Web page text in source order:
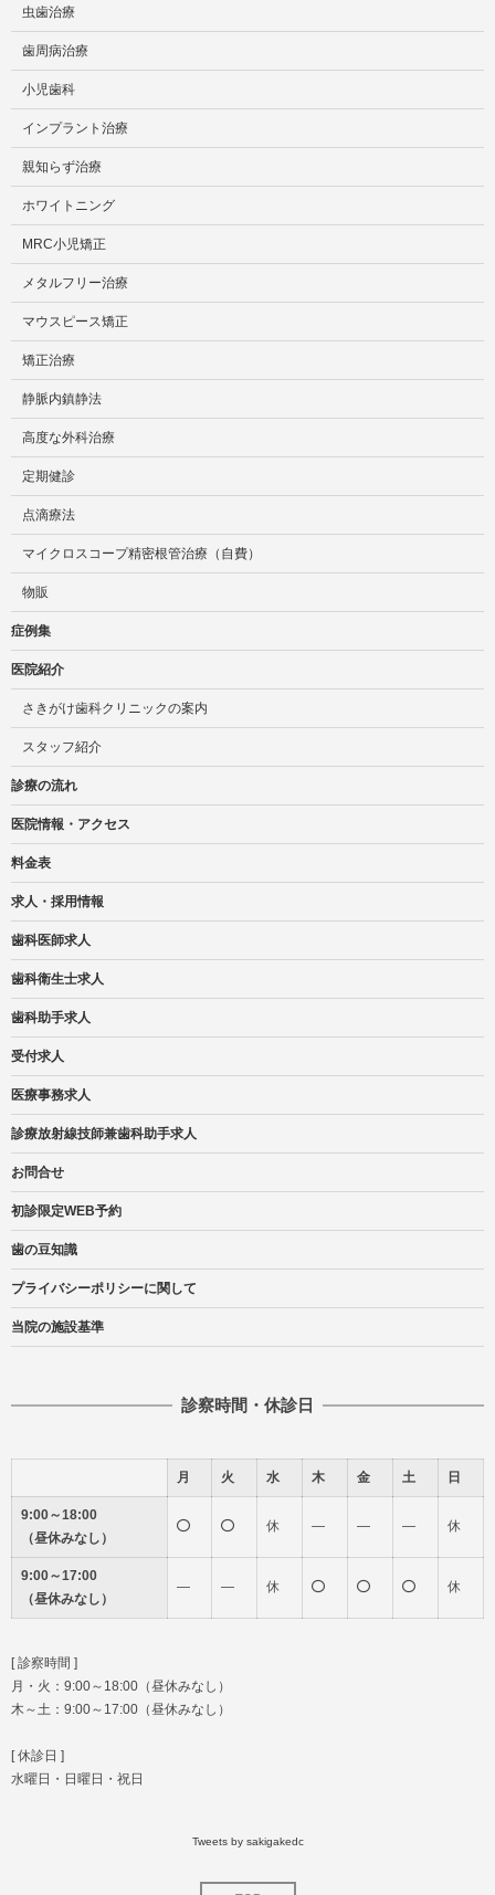
虫歯治療
歯周病治療
小児歯科
インプラント治療
親知らず治療
ホワイトニング
MRC小児矯正
メタルフリー治療
マウスピース矯正
矯正治療
静脈内鎮静法
高度な外科治療
定期健診
点滴療法
マイクロスコープ精密根管治療（自費）
物販
症例集
医院紹介
さきがけ歯科クリニックの案内
スタッフ紹介
診療の流れ
医院情報・アクセス
料金表
求人・採用情報
歯科医師求人
歯科衛生士求人
歯科助手求人
受付求人
医療事務求人
診療放射線技師兼歯科助手求人
お問合せ
初診限定WEB予約
歯の豆知識
プライバシーポリシーに関して
当院の施設基準
診察時間・休診日
月 火 水 木 金 土 日
9:00～18:00
（昼休みなし）
休 ― ― ― 休
9:00～17:00
（昼休みなし）
― ― 休 休
[ 診察時間 ]
月・火：9:00～18:00（昼休みなし）
木～土：9:00～17:00（昼休みなし）
[ 休診日 ]
水曜日・日曜日・祝日
Tweets by sakigakedc